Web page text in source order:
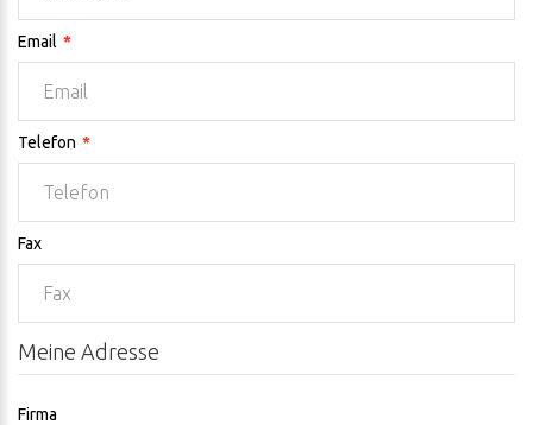
Email
Telefon
Fax
Meine Adresse
Firma